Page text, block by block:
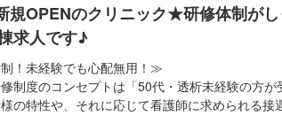
規OPENのクリニック★研修体制が
求人です♪
！未経験でも心配無用！≫
制度のコンセプトは「50代・透析未経験の方
の特性や、それに応じて看護師に求められる